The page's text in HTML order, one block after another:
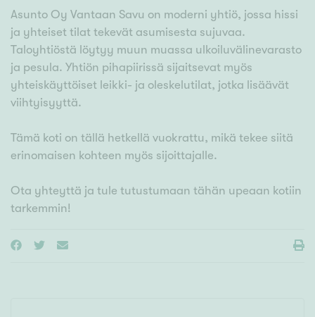
Asunto Oy Vantaan Savu on moderni yhtiö, jossa hissi
ja yhteiset tilat tekevät asumisesta sujuvaa.
Taloyhtiöstä löytyy muun muassa ulkoiluvälinevarasto
ja pesula. Yhtiön pihapiirissä sijaitsevat myös
yhteiskäyttöiset leikki- ja oleskelutilat, jotka lisäävät
viihtyisyyttä.
Tämä koti on tällä hetkellä vuokrattu, mikä tekee siitä
erinomaisen kohteen myös sijoittajalle.
Ota yhteyttä ja tule tutustumaan tähän upeaan kotiin
tarkemmin!